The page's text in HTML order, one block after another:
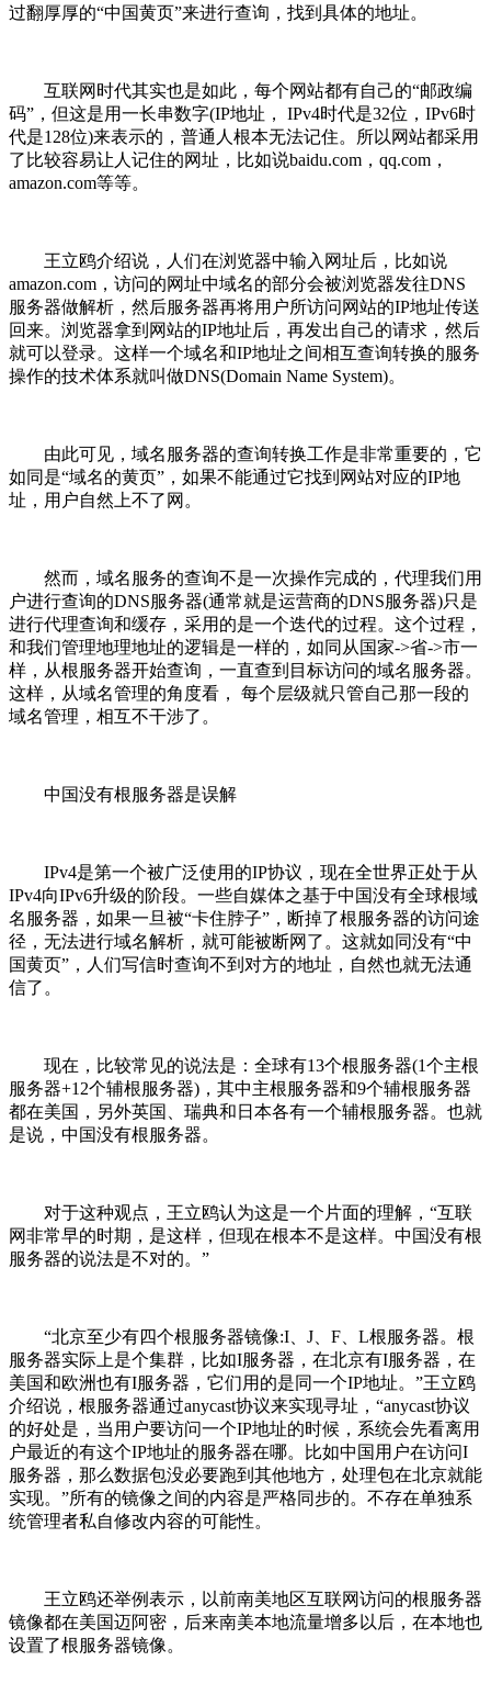
过翻厚厚的“中国黄页”来进行查询，找到具体的地址。
互联网时代其实也是如此，每个网站都有自己的“邮政编
码”，但这是用一长串数字(IP地址， IPv4时代是32位，IPv6时
代是128位)来表示的，普通人根本无法记住。所以网站都采用
了比较容易让人记住的网址，比如说baidu.com，qq.com，
amazon.com等等。
王立鸥介绍说，人们在浏览器中输入网址后，比如说
amazon.com，访问的网址中域名的部分会被浏览器发往DNS
服务器做解析，然后服务器再将用户所访问网站的IP地址传送
回来。浏览器拿到网站的IP地址后，再发出自己的请求，然后
就可以登录。这样一个域名和IP地址之间相互查询转换的服务
操作的技术体系就叫做DNS(Domain Name System)。
由此可见，域名服务器的查询转换工作是非常重要的，它
如同是“域名的黄页”，如果不能通过它找到网站对应的IP地
址，用户自然上不了网。
然而，域名服务的查询不是一次操作完成的，代理我们用
户进行查询的DNS服务器(通常就是运营商的DNS服务器)只是
进行代理查询和缓存，采用的是一个迭代的过程。这个过程，
和我们管理地理地址的逻辑是一样的，如同从国家->省->市一
样，从根服务器开始查询，一直查到目标访问的域名服务器。
这样，从域名管理的角度看， 每个层级就只管自己那一段的
域名管理，相互不干涉了。
中国没有根服务器是误解
IPv4是第一个被广泛使用的IP协议，现在全世界正处于从
IPv4向IPv6升级的阶段。一些自媒体之基于中国没有全球根域
名服务器，如果一旦被“卡住脖子”，断掉了根服务器的访问途
径，无法进行域名解析，就可能被断网了。这就如同没有“中
国黄页”，人们写信时查询不到对方的地址，自然也就无法通
信了。
现在，比较常见的说法是：全球有13个根服务器(1个主根
服务器+12个辅根服务器)，其中主根服务器和9个辅根服务器
都在美国，另外英国、瑞典和日本各有一个辅根服务器。也就
是说，中国没有根服务器。
对于这种观点，王立鸥认为这是一个片面的理解，“互联
网非常早的时期，是这样，但现在根本不是这样。中国没有根
服务器的说法是不对的。”
“北京至少有四个根服务器镜像:I、J、F、L根服务器。根
服务器实际上是个集群，比如I服务器，在北京有I服务器，在
美国和欧洲也有I服务器，它们用的是同一个IP地址。”王立鸥
介绍说，根服务器通过anycast协议来实现寻址，“anycast协议
的好处是，当用户要访问一个IP地址的时候，系统会先看离用
户最近的有这个IP地址的服务器在哪。比如中国用户在访问I
服务器，那么数据包没必要跑到其他地方，处理包在北京就能
实现。”所有的镜像之间的内容是严格同步的。不存在单独系
统管理者私自修改内容的可能性。
王立鸥还举例表示，以前南美地区互联网访问的根服务器
镜像都在美国迈阿密，后来南美本地流量增多以后，在本地也
设置了根服务器镜像。